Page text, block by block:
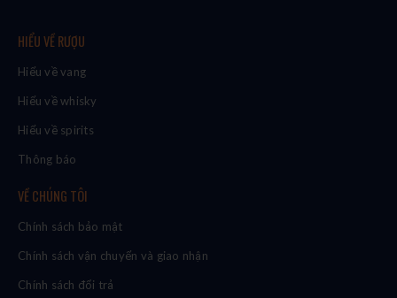
HIỂU VỀ RƯỢU
Hiểu về vang
Hiểu về whisky
Hiểu về spirits
Thông báo
VỀ CHÚNG TÔI
Chính sách bảo mật
Chính sách vận chuyển và giao nhận
Chính sách đổi trả